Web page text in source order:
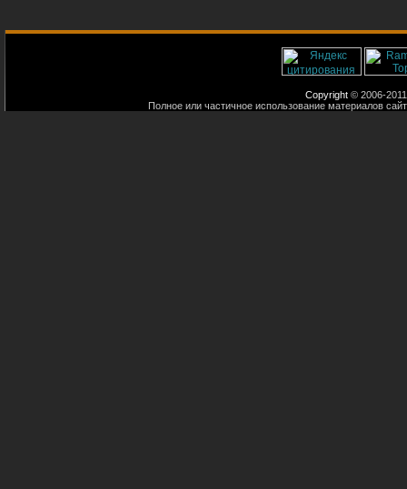
Copyright © 2006-
Полное или частичное использование материалов